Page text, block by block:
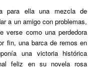
para ella una mezcla de
a un amigo con problemas,
verse como una perdedora
fin, una barca de remos en
una victoria histórica
feliz en su novela rosa